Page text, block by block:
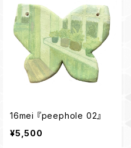
16mei 『peephole 02』
¥5,500